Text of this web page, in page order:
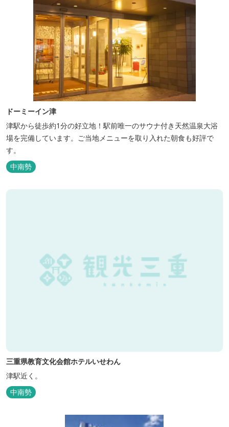
ドーミーイン津
津駅から徒歩約1分の好立地！駅前唯一のサウナ付き天然温泉大浴
場を完備しています。ご当地メニューを取り入れた朝食も好評で
す。
中南勢
三重県教育文化会館ホテルいせわん
津駅近く。
中南勢